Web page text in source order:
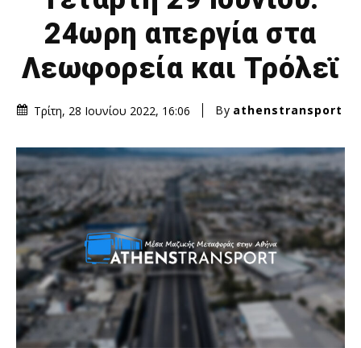
24ωρη απεργία στα
Λεωφορεία και Τρόλεϊ
Τρίτη, 28 Ιουνίου 2022, 16:06 By athenstransport